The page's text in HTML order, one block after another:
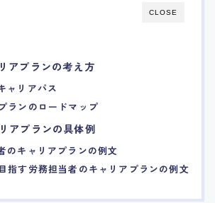
ドバイス集
談のポイント
定ポイント
利用時の注意点
CLOSE
アプランの考え方
ャリアパス
ランのロードマップ
アプランの具体例
のキャリアプランの例文
指す労務担当者のキャリアプランの例文